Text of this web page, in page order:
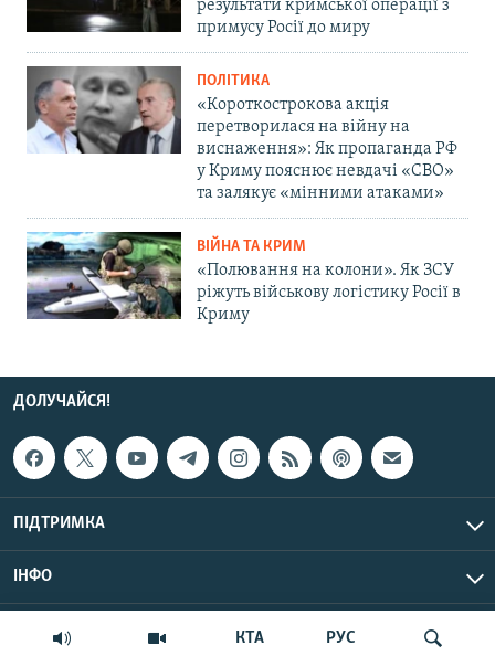
КТА РУС
результати кримської операції з
примусу Росії до миру
ПОЛІТИКА
«Короткострокова акція
перетворилася на війну на
виснаження»: Як пропаганда РФ
у Криму пояснює невдачі «СВО»
та залякує «мінними атаками»
ВІЙНА ТА КРИМ
«Полювання на колони». Як ЗСУ
ріжуть військову логістику Росії в
Криму
ДОЛУЧАЙСЯ!
ПІДТРИМКА
ІНФО
© Крим.Реалії, 2026 | Усі права застережено.